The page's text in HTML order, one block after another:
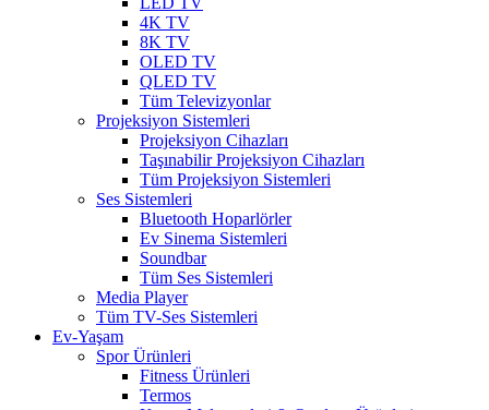
4K TV
8K TV
OLED TV
QLED TV
Tüm Televizyonlar
Projeksiyon Sistemleri
Projeksiyon Cihazları
Taşınabilir Projeksiyon Cihazları
Tüm Projeksiyon Sistemleri
Ses Sistemleri
Bluetooth Hoparlörler
Ev Sinema Sistemleri
Soundbar
Tüm Ses Sistemleri
Media Player
Tüm TV-Ses Sistemleri
Ev-Yaşam
Spor Ürünleri
Fitness Ürünleri
Termos